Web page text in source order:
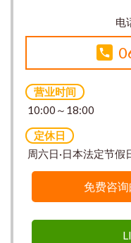
电
营业时间
10:00～18:00
定休日
周六日·日本法定节假
免费咨询